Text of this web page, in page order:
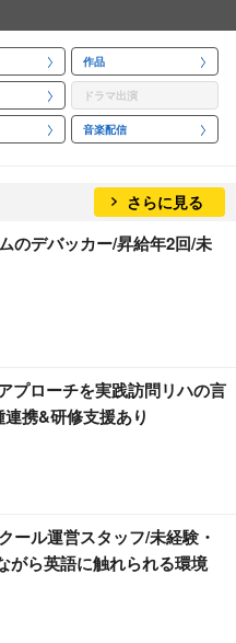
作品
ドラマ出演
音楽配信
さらに見る
のデバッカー/昇給年2回/未
プローチを実践訪問リハの言
携&研修支援あり
ール運営スタッフ/未経験・
がら英語に触れられる環境